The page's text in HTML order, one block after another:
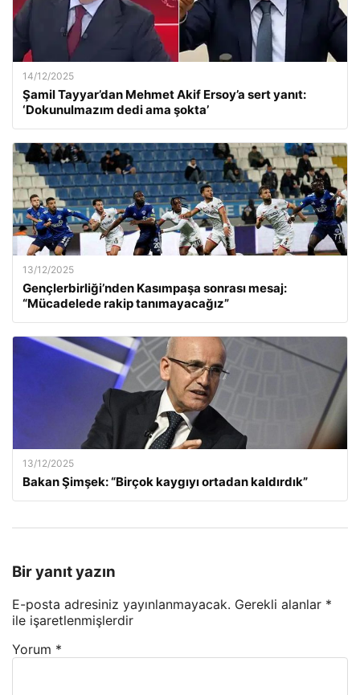
14/12/2025
Şamil Tayyar’dan Mehmet Akif Ersoy’a sert yanıt:
‘Dokunulmazım dedi ama şokta’
13/12/2025
Gençlerbirliği’nden Kasımpaşa sonrası mesaj:
“Mücadelede rakip tanımayacağız”
13/12/2025
Bakan Şimşek: “Birçok kaygıyı ortadan kaldırdık”
Bir yanıt yazın
E-posta adresiniz yayınlanmayacak. Gerekli alanlar *
ile işaretlenmişlerdir
Yorum *